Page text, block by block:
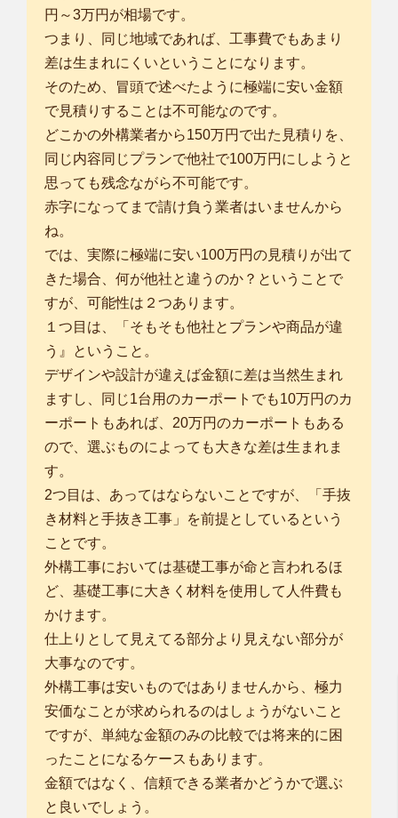
円～3万円が相場です。
つまり、同じ地域であれば、工事費でもあまり
差は生まれにくいということになります。
そのため、冒頭で述べたように極端に安い金額
で見積りすることは不可能なのです。
どこかの外構業者から150万円で出た見積りを、
同じ内容同じプランで他社で100万円にしようと
思っても残念ながら不可能です。
赤字になってまで請け負う業者はいませんから
ね。
では、実際に極端に安い100万円の見積りが出て
きた場合、何が他社と違うのか？ということで
すが、可能性は２つあります。
１つ目は、「そもそも他社とプランや商品が違
う』ということ。
デザインや設計が違えば金額に差は当然生まれ
ますし、同じ1台用のカーポートでも10万円のカ
ーポートもあれば、20万円のカーポートもある
ので、選ぶものによっても大きな差は生まれま
す。
2つ目は、あってはならないことですが、「手抜
き材料と手抜き工事」を前提としているという
ことです。
外構工事においては基礎工事が命と言われるほ
ど、基礎工事に大きく材料を使用して人件費も
かけます。
仕上りとして見えてる部分より見えない部分が
大事なのです。
外構工事は安いものではありませんから、極力
安価なことが求められるのはしょうがないこと
ですが、単純な金額のみの比較では将来的に困
ったことになるケースもあります。
金額ではなく、信頼できる業者かどうかで選ぶ
と良いでしょう。